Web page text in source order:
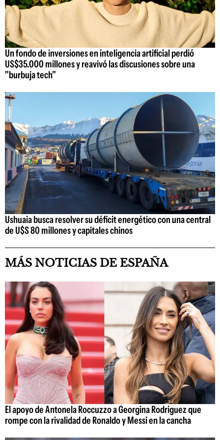
Un fondo de inversiones en inteligencia artificial perdió
US$35.000 millones y reavivó las discusiones sobre una
"burbuja tech"
Ushuaia busca resolver su déficit energético con una central
de U$S 80 millones y capitales chinos
MÁS NOTICIAS DE ESPAÑA
El apoyo de Antonela Roccuzzo a Georgina Rodriguez que
rompe con la rivalidad de Ronaldo y Messi en la cancha